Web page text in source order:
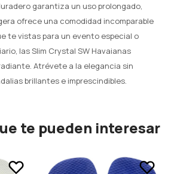
garantiza un uso prolongado,
ofrece una comodidad incomparable
te vistas para un evento especial o
las Slim Crystal SW Havaianas
Atrévete a la elegancia sin
brillantes e imprescindibles.
te pueden interesar